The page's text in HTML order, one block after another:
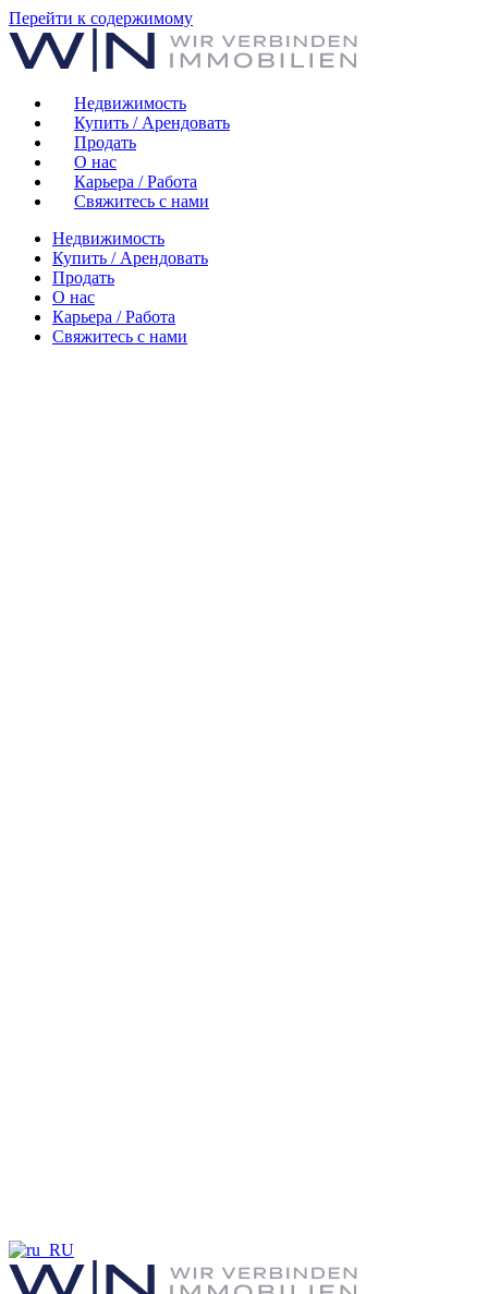
Перейти к содержимому
Недвижимость
Купить / Арендовать
Продать
О нас
Карьера / Работа
Свяжитесь с нами
Недвижимость
Купить / Арендовать
Продать
О нас
Карьера / Работа
Свяжитесь с нами